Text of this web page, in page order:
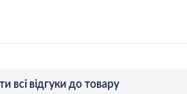
всі відгуки до товару